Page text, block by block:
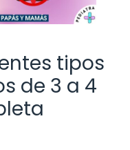
tipos
de 3 a 4